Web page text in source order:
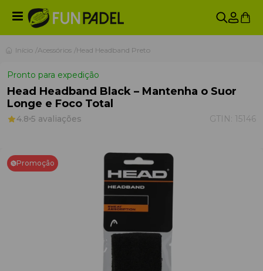
Início Acessórios Head Headband Preto
Pronto para expedição
Head Headband Black – Mantenha o Suor
Longe e Foco Total
4.8 5 avaliações GTIN: 15146
Promoção